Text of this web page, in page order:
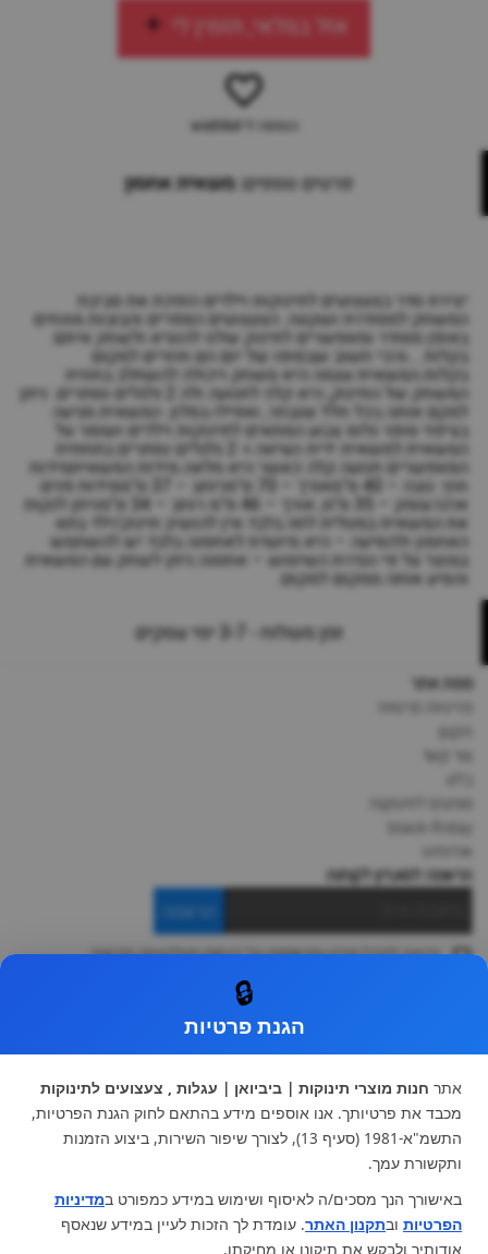
אזל במלאי, תזמין לי
הוספה ל-wishlist
פרטים נוספים:משאית אחסון
יצירת סדר בצעצועים לתינוקות וילדים הופכת את סביבת
המשחק למסודרת ושקטה. הצעצועים הספרים והבובות מונחים
באופן מסודר ומאפשרים לתינוק שלנו להוציא ולשחק איתם
בקלות …והכי חשוב שבסופו של יום הם חוזרים למקום
בקלות.המשאית עצמה היא משחק ויכולה להשתלב בחווית
המשחק של התינוק, היא קלה לתנועה ולה 2 גלגלים נסתרים. ניתן
למקם אותה בכל חלל שנבחר, ואפילו בסלון. המשאית מגיעה
בציפוי סופר גלוס צבוע המתאים לתינוקות וילדים ושומר על
המשאית.למשאית ידית נשיאה ו- 2 גלגלים נסתרים בתחתית
המאפשרים תנועה קלה כאשר היא מלאה.מידות המשאיתמידות
חוץ: גובה – 40 ס"מאורך – 70 ס"מרוחב – 37 ס"ממידות פנים
ארגז:עומק – 35 ס"מ, אורך – 46 ס"מ רוחב – 34 ס"מניתן לנקות
את המשאית במטלית לחה בלבד.אין להושיב תינוק/ילד בתא
האחסון ולהסיעה – היא מיועדת לאחסנה בלבד.יש להשתמש
במוצר על פי הגדרת השימוש – אחסנה.ניתן לשחק עם המשאית
והסיע אותה ממקום למקום.
זמן משלוח - 3-7 ימי עסקים
מפת אתר
צור קשר
מותגים לתינוקות
black-friday
אודותינו
הרשמה למועדון לקוחות
הרשמה
ברצוני לקבל מידע ופרסומות על הנחות וקולקציות חדשות
עגלות וטיולונים
כיסא בטיחות ואביזרים
ריהוט לתינוקות
מצעים למיטת תינוק וטקסטיל
צעצועי ילדים
על גלגלים
הנקה והאכלה
מוצרי אמבטיה
מוזמנים לבקר אותנו:
🔒
הגנת פרטיות
אתר חנות מוצרי תינוקות | ביביואן | עגלות , צעצועים לתינוקות
מכבד את פרטיותך. אנו אוספים מידע בהתאם לחוק הגנת הפרטיות,
התשמ"א-1981 (סעיף 13), לצורך שיפור השירות, ביצוע הזמנות
ותקשורת עמך.
באישורך הנך מסכים/ה לאיסוף ושימוש במידע כמפורט במדיניות
הפרטיות ובתקנון האתר. עומדת לך הזכות לעיין במידע שנאסף
אודותיך ולבקש את תיקונו או מחיקתו.